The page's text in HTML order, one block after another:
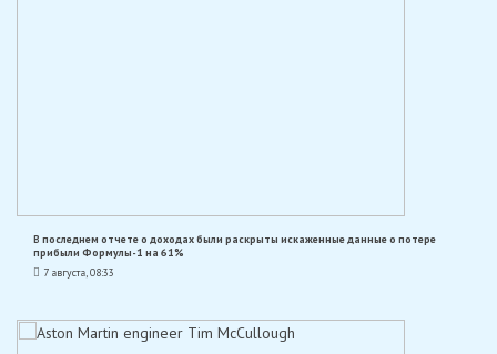
В последнем отчете о доходах были раскрыты искаженные данные о потере
прибыли Формулы-1 на 61%
7 августа, 08:33